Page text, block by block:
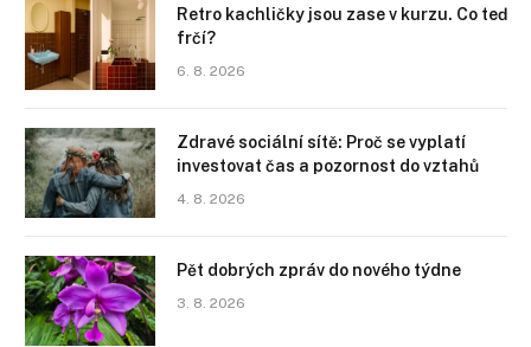
Retro kachličky jsou zase v kurzu. Co teď
frčí?
6. 8. 2026
Zdravé sociální sítě: Proč se vyplatí
investovat čas a pozornost do vztahů
4. 8. 2026
Pět dobrých zpráv do nového týdne
3. 8. 2026